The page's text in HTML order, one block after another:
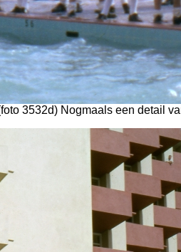
3532d) Nogmaals een detail